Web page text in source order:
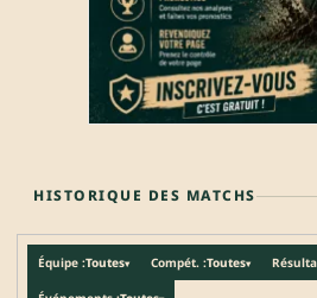
HISTORIQUE DES MATCHS
Équipe :Toutes▾ Compét. :Toutes▾